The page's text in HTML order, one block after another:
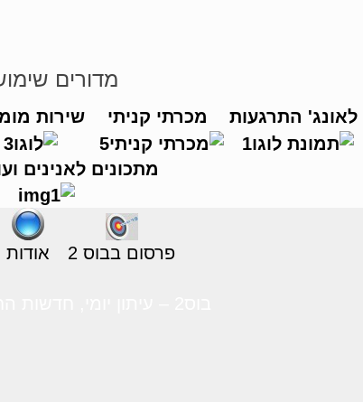
מדורים
לאונג' התרגעות מכרתי קניתי שירות
מתכונים לאנינים
פרסום בבוס 2 אודות